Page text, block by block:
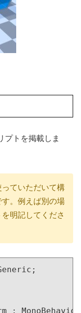
プトを掲載しま
ていただいて構
。例えば別の場
明記してくださ
: